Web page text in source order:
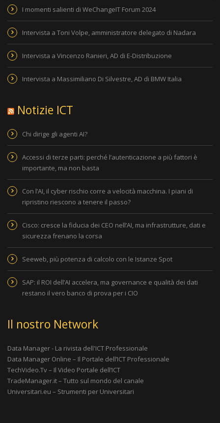
I momenti salienti di WeChangeIT Forum 2024
Intervista a Toni Volpe, amministratore delegato di Nadara
Intervista a Vincenzo Ranieri, AD di E-Distribuzione
Intervista a Massimiliano Di Silvestre, AD di BMW Italia
Notizie ICT
Chi dirige gli agenti AI?
Accessi di terze parti: perché l’autenticazione a più fattori è
importante, ma non basta
Con l’AI, il cyber rischio corre a velocità macchina. I piani di
ripristino riescono a tenere il passo?
Cisco: cresce la fiducia dei CEO nell’AI, ma infrastrutture, dati e
sicurezza frenano la corsa
Seeweb, più potenza di calcolo con le Istanze Spot
SAP: il ROI dell’AI accelera, ma governance e qualità dei dati
restano il vero banco di prova per i CIO
Il nostro Network
Data Manager - La rivista dell'ICT Professionale
Data Manager Online – Il Portale dell’ICT Professionale
TechVideo.Tv – Il Video Portale dell’ICT
TradeManager.it – Tutto sul mondo del canale
Universitari.eu – Strumenti per Universitari